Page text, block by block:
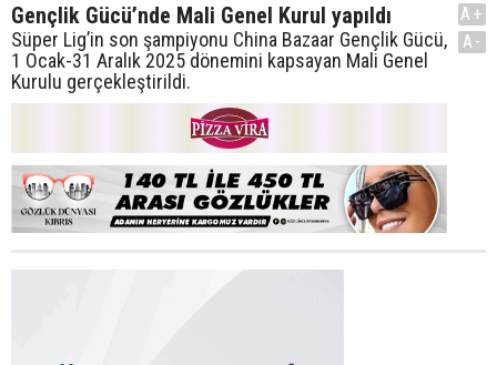
Gençlik Gücü’nde Mali Genel Kurul yapıldı
Süper Lig’in son şampiyonu China Bazaar Gençlik Gücü,
1 Ocak-31 Aralık 2025 dönemini kapsayan Mali Genel
Kurulu gerçekleştirildi.
A+
A-